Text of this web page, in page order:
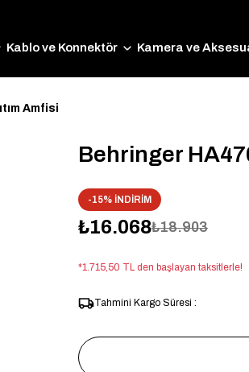
Kablo ve Konnektör Kamera ve
Amfisi
Behringer
-15% İNDİRİM
₺16.068₺18.903
*1.715,50 TL den başlayan taksitlerle!
Tahmini Kargo Süresi :